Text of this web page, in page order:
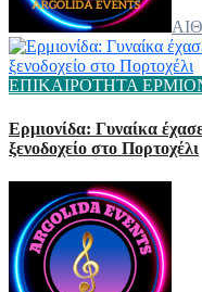
ΕΠΙΚΑΙΡΟΤΗΤΑ
Ερμιονίδα: Γυναίκα
ξενοδοχείο στο Πορτοχέλι